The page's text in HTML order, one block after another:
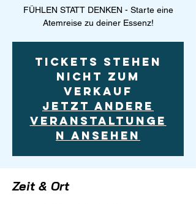
FÜHLEN STATT DENKEN - Starte eine
Atemreise zu deiner Essenz!
Tickets stehen
nicht zum
Verkauf
Jetzt andere
Veranstaltunge
n ansehen
Zeit & Ort